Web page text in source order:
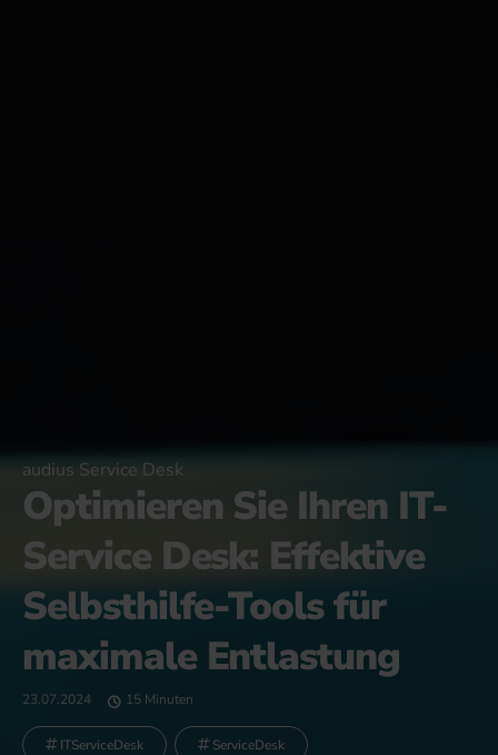
audius Service Desk
Optimieren Sie Ihren IT-
Service Desk: Effektive
Selbsthilfe-Tools für
maximale Entlastung
23.07.2024 15 Minuten
ITServiceDesk ServiceDesk